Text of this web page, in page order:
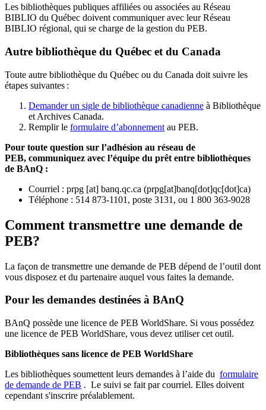
Les bibliothèques publiques affiliées ou associées au Réseau
BIBLIO du Québec doivent communiquer avec leur Réseau
BIBLIO régional, qui se charge de la gestion du PEB.
Autre bibliothèque du Québec et du Canada
Toute autre bibliothèque du Québec ou du Canada doit suivre les
étapes suivantes :
Demander un sigle de bibliothèque canadienne à Bibliothèque
et Archives Canada.
Remplir le formulaire d’abonnement au PEB.
Pour toute question sur l’adhésion au réseau de
PEB, communiquez avec l’équipe du prêt entre bibliothèques
de BAnQ :
Courriel : prpg [at] banq.qc.ca (prpg[at]banq[dot]qc[dot]ca)
Téléphone : 514 873-1101, poste 3131, ou 1 800 363-9028
Comment transmettre une demande de
PEB?
La façon de transmettre une demande de PEB dépend de l’outil dont
vous disposez et du partenaire auquel vous faites la demande.
Pour les demandes destinées à BAnQ
BAnQ possède une licence de PEB WorldShare. Si vous possédez
une licence de PEB WorldShare, vous devez utiliser cet outil.
Bibliothèques sans licence de PEB WorldShare
Les bibliothèques soumettent leurs demandes à l’aide du formulaire
de demande de PEB . Le suivi se fait par courriel. Elles doivent
cependant s'inscrire préalablement.